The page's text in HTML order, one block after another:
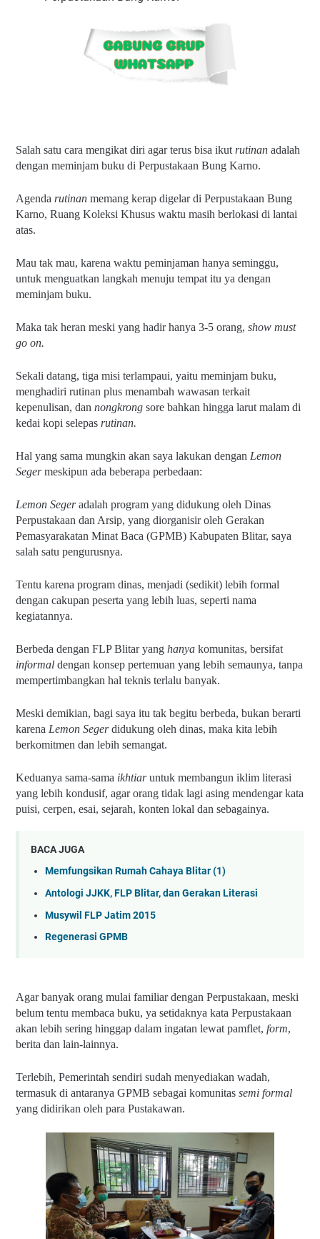
Salah satu cara mengikat diri agar terus bisa ikut rutinan adalah
dengan meminjam buku di Perpustakaan Bung Karno.
Agenda rutinan memang kerap digelar di Perpustakaan Bung
Karno, Ruang Koleksi Khusus waktu masih berlokasi di lantai
atas.
Mau tak mau, karena waktu peminjaman hanya seminggu,
untuk menguatkan langkah menuju tempat itu ya dengan
meminjam buku.
Maka tak heran meski yang hadir hanya 3-5 orang, show must
go on.
Sekali datang, tiga misi terlampaui, yaitu meminjam buku,
menghadiri rutinan plus menambah wawasan terkait
kepenulisan, dan nongkrong sore bahkan hingga larut malam di
kedai kopi selepas rutinan.
Hal yang sama mungkin akan saya lakukan dengan Lemon
Seger meskipun ada beberapa perbedaan:
Lemon Seger adalah program yang didukung oleh Dinas
Perpustakaan dan Arsip, yang diorganisir oleh Gerakan
Pemasyarakatan Minat Baca (GPMB) Kabupaten Blitar, saya
salah satu pengurusnya.
Tentu karena program dinas, menjadi (sedikit) lebih formal
dengan cakupan peserta yang lebih luas, seperti nama
kegiatannya.
Berbeda dengan FLP Blitar yang hanya
informal dengan konsep pertemuan yang lebih semaunya, tanpa
mempertimbangkan hal teknis terlalu banyak.
Meski demikian, bagi saya itu tak begitu berbeda, bukan berarti
karena Lemon Seger didukung oleh dinas, maka kita lebih
berkomitmen dan lebih semangat.
Keduanya sama-sama ikhtiar untuk membangun iklim literasi
yang lebih kondusif, agar orang tidak lagi asing mendengar kata
puisi, cerpen, esai, sejarah, konten lokal dan sebagainya.
BACA JUGA
Memfungsikan Rumah Cahaya Blitar (1)
Antologi JJKK, FLP Blitar, dan Gerakan Literasi
Musywil FLP Jatim 2015
Regenerasi GPMB
Agar banyak orang mulai familiar dengan Perpustakaan, meski
belum tentu membaca buku, ya setidaknya kata Perpustakaan
akan lebih sering hinggap dalam ingatan lewat pamflet, form,
berita dan lain-lainnya.
Terlebih, Pemerintah sendiri sudah menyediakan wadah,
termasuk di antaranya GPMB sebagai komunitas
yang didirikan oleh para Pustakawan.